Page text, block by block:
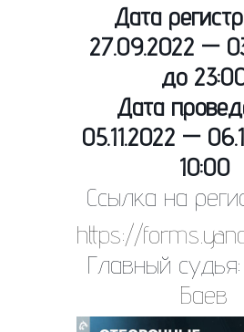
Дата
27.09.2022 —
до
Дата
05.11.2022 —
10:00
Ссылка на
https://
Главный судья:
Баев